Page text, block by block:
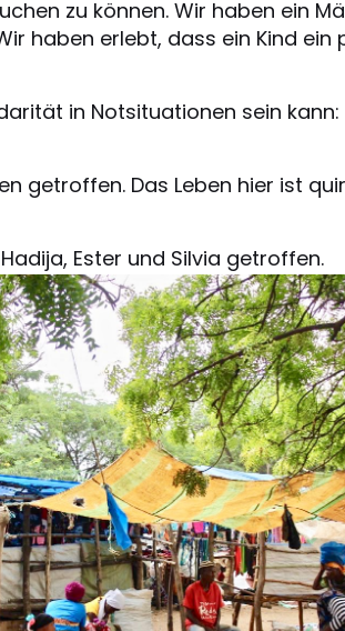
zu können. Wir haben ein
haben erlebt, dass ein Kind
in Notsituationen sein
getroffen. Das Leben hier ist
Ester und Silvia getroffen.